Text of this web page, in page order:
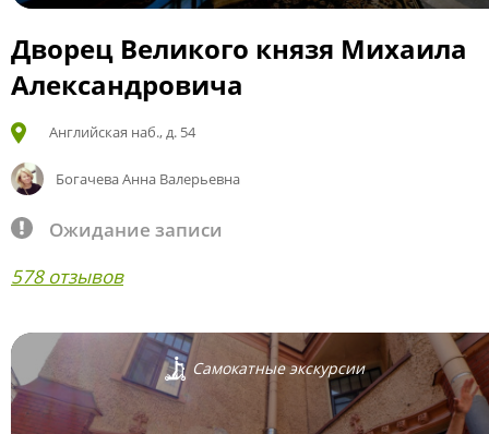
Дворец Великого князя Михаила
Александровича
Английская наб., д. 54
Богачева Анна Валерьевна
Ожидание записи
578 отзывов
Самокатные экскурсии